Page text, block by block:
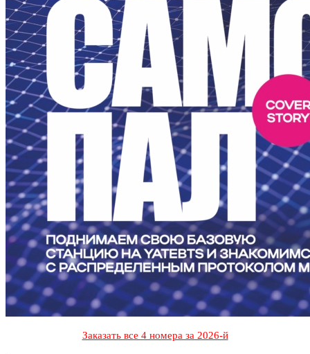
Заказать все 4 номера за 2026-й